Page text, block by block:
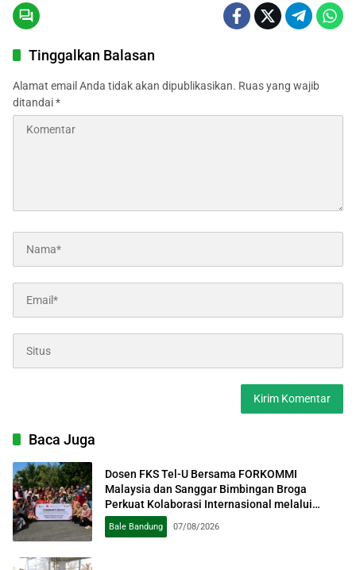
Tinggalkan Balasan
Alamat email Anda tidak akan dipublikasikan. Ruas yang wajib
ditandai*
Baca Juga
Dosen FKS Tel-U Bersama FORKOMMI
Malaysia dan Sanggar Bimbingan Broga
Perkuat Kolaborasi Internasional melalui
Pengabdian kepada Masyarakat
Bale Bandung 07/08/2026